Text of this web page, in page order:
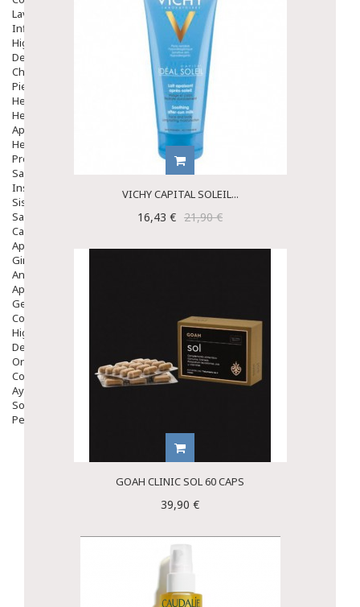
Lavado Ojos
Inflamación Del Oido (otitis)
Higiene Oido
Deshabituación Tabaquismo
Chicles
Piel
Herpes Y Hongos
Heridas Y úlceras
Aparato Genital
Hemorroides
Protectores Y Emolientes
Salud
Insomnio
Sistema Nervioso
Salud Bucodental
Capilar
Apósitos
Ginecología
Anticonceptivos
Aparato Genital
Gente Mayor
Cosmética
Higiene
Dentales
Ortopedia
Complementos Nutricionales.
Ayudas
Solares
Pedido express
VICHY CAPITAL SOLEIL...
16,43 € 21,90 €
GOAH CLINIC SOL 60 CAPS
39,90 €